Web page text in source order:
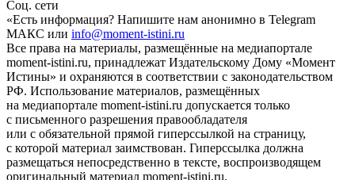
Соц. сети
«Есть информация? Напишите нам анонимно в Telegram
МАКС или info@moment-istini.ru
Все права на материалы, размещённые на медиапортале
moment-istini.ru, принадлежат Издательскому Дому «Момент
Истины» и охраняются в соответствии с законодательством
РФ. Использование материалов, размещённых
на медиапортале moment-istini.ru допускается только
с письменного разрешения правообладателя
или с обязательной прямой гиперссылкой на страницу,
с которой материал заимствован. Гиперссылка должна
размещаться непосредственно в тексте, воспроизводящем
оригинальный материал moment-istini.ru.